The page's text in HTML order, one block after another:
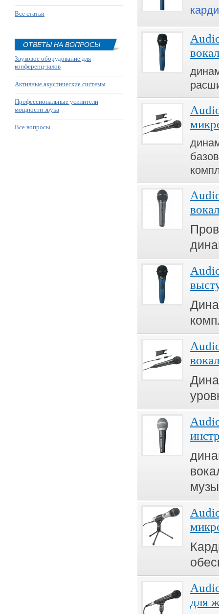
Все статьи
ОТВЕТЫ НА ВОПРОСЫ
Звуковое оборудование для
конференц-залов
Активные акустические системы
Профессиональные усилители
мощности звука
Все вопросы
для